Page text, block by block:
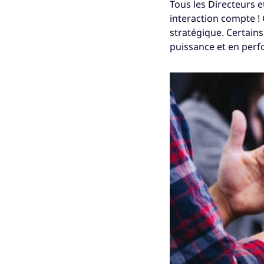
Tous les Directeurs
interaction compte !
stratégique.
puissance et en